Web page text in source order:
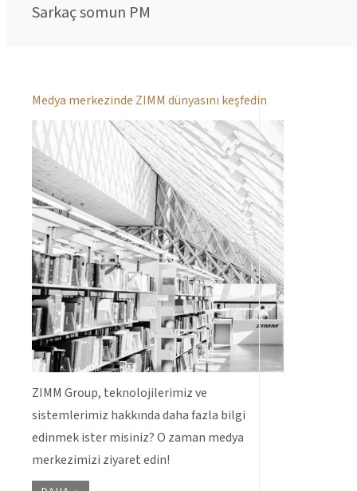
Sarkaç somun PM
Medya merkezinde ZIMM dünyasını keşfedin
ZIMM Group, teknolojilerimiz ve
sistemlerimiz hakkında daha fazla bilgi
edinmek ister misiniz? O zaman medya
merkezimizi ziyaret edin!